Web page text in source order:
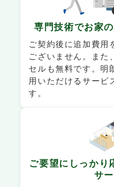
専門技術でお家の
ご契約後に追加費用
ございません。また
セルも無料です。明
用いただけるサービ
す。
ご要望にしっかり
サ